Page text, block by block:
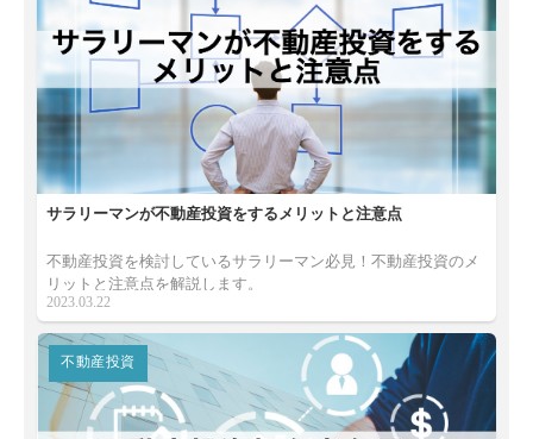
サラリーマンが不動産投資をするメリットと注意点
不動産投資を検討しているサラリーマン必見！不動産投資のメ
リットと注意点を解説します。
2023.03.22
不動産投資